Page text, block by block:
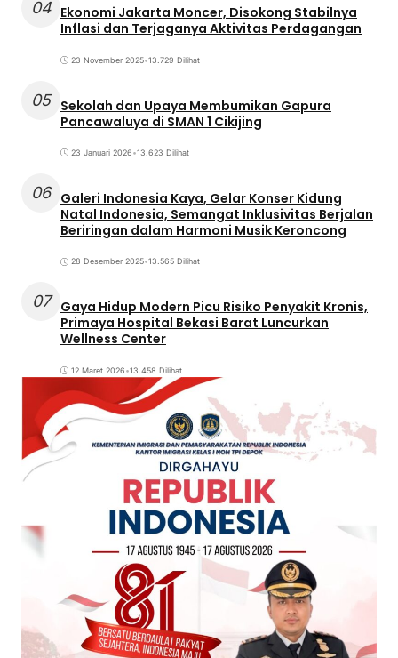
04 Ekonomi Jakarta Moncer, Disokong Stabilnya
Inflasi dan Terjaganya Aktivitas Perdagangan
23 November 2025•13.729 Dilihat
05 Sekolah dan Upaya Membumikan Gapura
Pancawaluya di SMAN 1 Cikijing
23 Januari 2026•13.623 Dilihat
06 Galeri Indonesia Kaya, Gelar Konser Kidung
Natal Indonesia, Semangat Inklusivitas Berjalan
Beriringan dalam Harmoni Musik Keroncong
28 Desember 2025•13.565 Dilihat
07
Gaya Hidup Modern Picu Risiko Penyakit Kronis,
Primaya Hospital Bekasi Barat Luncurkan
Wellness Center
12 Maret 2026•13.458 Dilihat